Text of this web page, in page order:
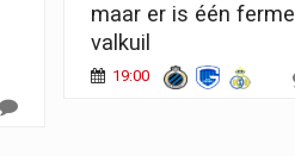
maar er is één ferme
valkuil
19:00